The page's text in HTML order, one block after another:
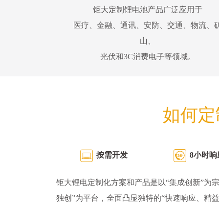
钜大定制锂电池产品广泛应用于
医疗、金融、通讯、安防、交通、物流、
山、
光伏和3C消费电子等领域。
如何
按需开发 8小时响
钜大锂电定制化方案和产品是以“集成创新”为
独创”为平台，全面凸显独特的“快速响应、精